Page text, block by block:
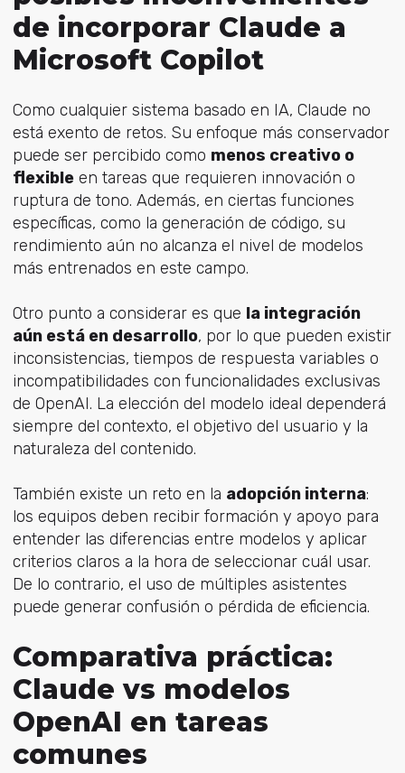
de incorporar Claude a
Microsoft Copilot
Como cualquier sistema basado en IA, Claude no
está exento de retos. Su enfoque más conservador
puede ser percibido como menos creativo o
flexibleen tareas que requieren innovación o
ruptura de tono. Además, en ciertas funciones
específicas, como la generación de código, su
rendimiento aún no alcanza el nivel de modelos
más entrenados en este campo.
Otro punto a considerar es que la integración
aún está en desarrollo, por lo que pueden existir
inconsistencias, tiempos de respuesta variables o
incompatibilidades con funcionalidades exclusivas
de OpenAI. La elección del modelo ideal dependerá
siempre del contexto, el objetivo del usuario y la
naturaleza del contenido.
También existe un reto en la adopción interna:
los equipos deben recibir formación y apoyo para
entender las diferencias entre modelos y aplicar
criterios claros a la hora de seleccionar cuál usar.
De lo contrario, el uso de múltiples asistentes
puede generar confusión o pérdida de eficiencia.
Comparativa práctica:
Claude vs modelos
OpenAI en tareas
comunes